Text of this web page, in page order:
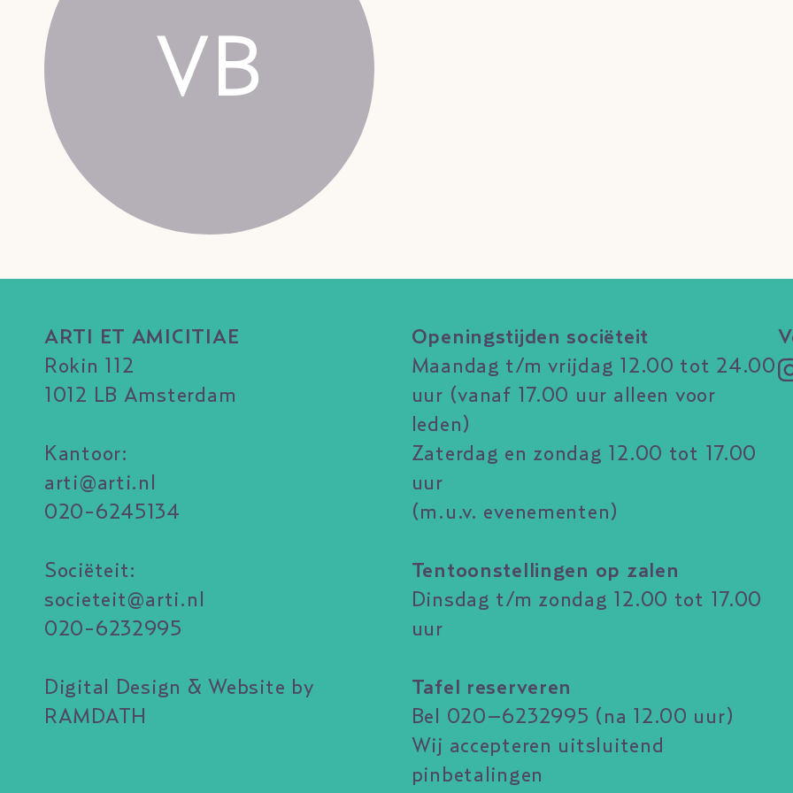
VB
ARTI ET AMICITIAE
Rokin 112
1012 LB Amsterdam
Kantoor:
arti@arti.nl
020-6245134
Sociëteit:
societeit@arti.nl
020-6232995
Digital Design & Website by
RAMDATH
Openingstijden sociëteit
Maandag t/m vrijdag 12.00 tot 24.00
uur (vanaf 17.00 uur alleen voor
leden)
Zaterdag en zondag 12.00 tot 17.00
uur
(m.u.v. evenementen)
Tentoonstellingen op zalen
Dinsdag t/m zondag 12.00 tot 17.00
uur
Tafel reserveren
Bel 020–6232995 (na 12.00 uur)
Wij accepteren uitsluitend
pinbetalingen